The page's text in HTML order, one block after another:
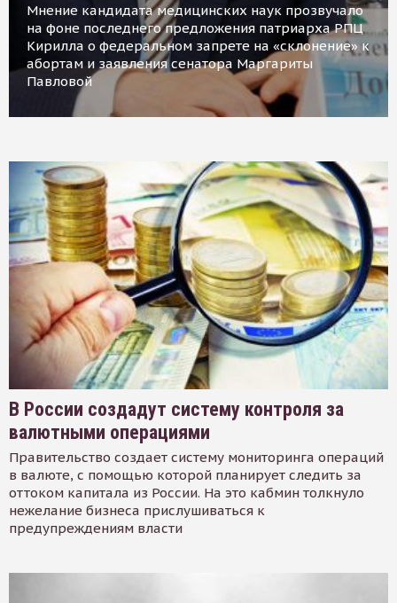
Мнение кандидата медицинских наук прозвучало
на фоне последнего предложения патриарха РПЦ
Кирилла о федеральном запрете на «склонение» к
абортам и заявления сенатора Маргариты
Павловой
В России создадут систему контроля за
валютными операциями
Правительство создает систему мониторинга операций
в валюте, с помощью которой планирует следить за
оттоком капитала из России. На это кабмин толкнуло
нежелание бизнеса прислушиваться к
предупреждениям власти